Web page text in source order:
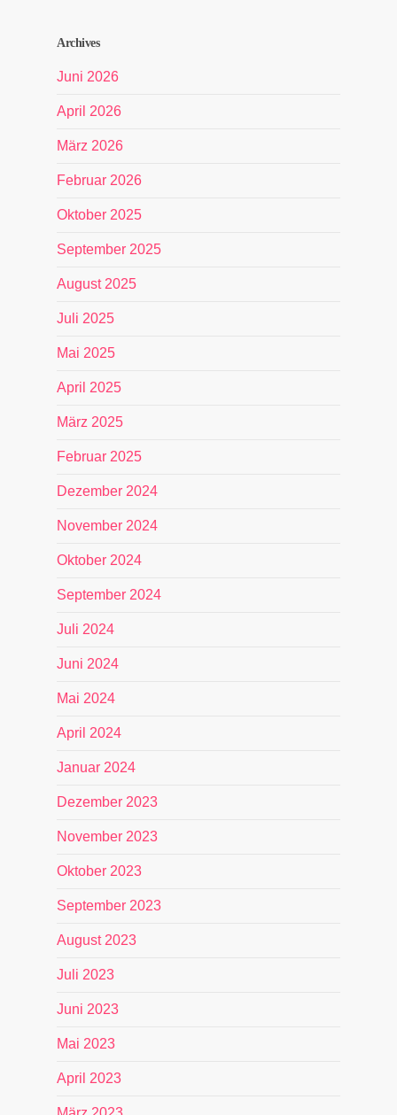
Archives
Juni 2026
April 2026
März 2026
Februar 2026
Oktober 2025
September 2025
August 2025
Juli 2025
Mai 2025
April 2025
März 2025
Februar 2025
Dezember 2024
November 2024
Oktober 2024
September 2024
Juli 2024
Juni 2024
Mai 2024
April 2024
Januar 2024
Dezember 2023
November 2023
Oktober 2023
September 2023
August 2023
Juli 2023
Juni 2023
Mai 2023
April 2023